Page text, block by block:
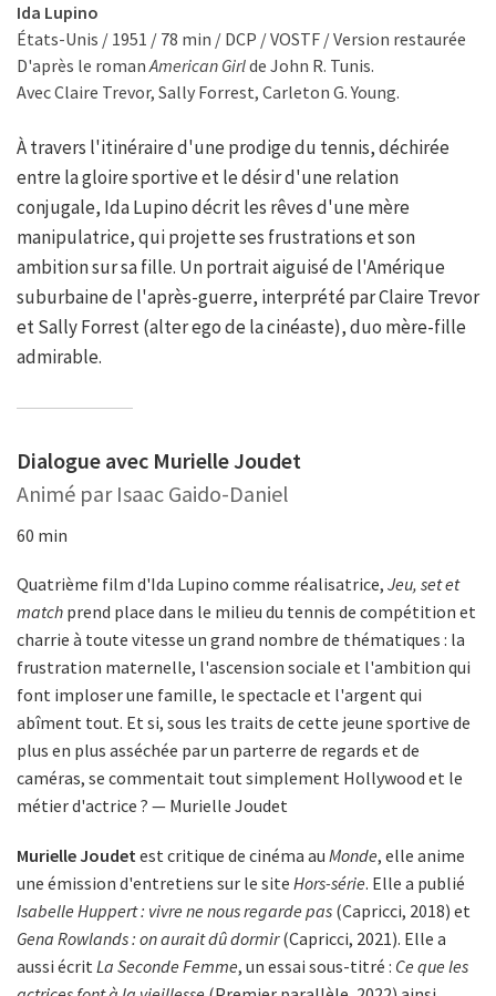
Ida Lupino
États-Unis / 1951 / 78 min / DCP / VOSTF / Version restaurée
D'après le romanAmerican Girlde John R. Tunis.
Avec Claire Trevor, Sally Forrest, Carleton G. Young.
À travers l'itinéraire d'une prodige du tennis, déchirée
entre la gloire sportive et le désir d'une relation
conjugale, Ida Lupino décrit les rêves d'une mère
manipulatrice, qui projette ses frustrations et son
ambition sur sa fille. Un portrait aiguisé de l'Amérique
suburbaine de l'après-guerre, interprété par Claire Trevor
et Sally Forrest (alter ego de la cinéaste), duo mère-fille
admirable.
Dialogue avec Murielle Joudet
Animé par Isaac Gaido-Daniel
60 min
Quatrième film d'Ida Lupino comme réalisatrice, Jeu, set et
match prend place dans le milieu du tennis de compétition et
charrie à toute vitesse un grand nombre de thématiques : la
frustration maternelle, l'ascension sociale et l'ambition qui
font imploser une famille, le spectacle et l'argent qui
abîment tout. Et si, sous les traits de cette jeune sportive de
plus en plus asséchée par un parterre de regards et de
caméras, se commentait tout simplement Hollywood et le
métier d'actrice ? — Murielle Joudet
Murielle Joudetest critique de cinéma au Monde, elle anime
une émission d'entretiens sur le site Hors-série. Elle a publié
Isabelle Huppert : vivre ne nous regarde pas (Capricci, 2018) et
Gena Rowlands : on aurait dû dormir(Capricci, 2021). Elle a
aussi écritLa Seconde Femme, un essai sous-titré : Ce que les